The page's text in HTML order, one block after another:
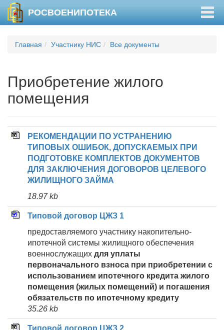
РОСВОЕНИПОТЕКА
Главная Участнику НИС Все документы
Приобретение жилого
помещения
РЕКОМЕНДАЦИИ ПО УСТРАНЕНИЮ
ТИПОВЫХ ОШИБОК, ДОПУСКАЕМЫХ ПРИ
ПОДГОТОВКЕ КОМПЛЕКТОВ ДОКУМЕНТОВ
ДЛЯ ЗАКЛЮЧЕНИЯ ДОГОВОРОВ ЦЕЛЕВОГО
ЖИЛИЩНОГО ЗАЙМА
18.97 kb
Типовой договор ЦЖЗ 1
предоставляемого участнику накопительно-
ипотечной системы жилищного обеспечения
военнослужащих для уплаты
первоначального взноса при приобретении с
использованием ипотечного кредита жилого
помещения (жилых помещений) и погашения
обязательств по ипотечному кредиту
35.26 kb
Типовой договор ЦЖЗ 2